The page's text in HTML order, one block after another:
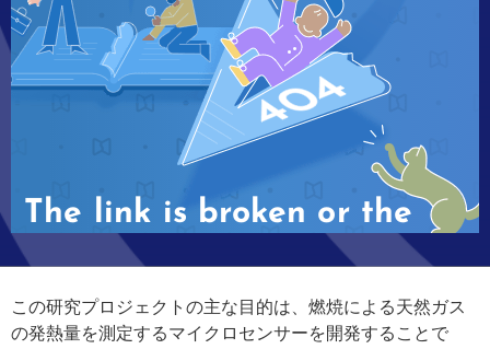
この研究プロジェクトの主な目的は、燃焼による天然ガス
の発熱量を測定するマイクロセンサーを開発することで